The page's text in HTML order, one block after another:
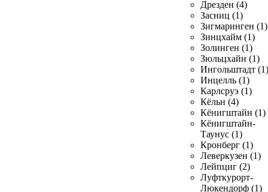
Дрезден (4)
Засниц (1)
Зигмаринген (1)
Зинцхайм (1)
Золинген (1)
Зюльцхайн (1)
Ингольштадт (1)
Инцелль (1)
Карлсруэ (1)
Кёльн (4)
Кёнигштайн (1)
Кёнигштайн-
Таунус (1)
Кронберг (1)
Леверкузен (1)
Лейпциг (2)
Луфткурорт-
Люкендорф (1)